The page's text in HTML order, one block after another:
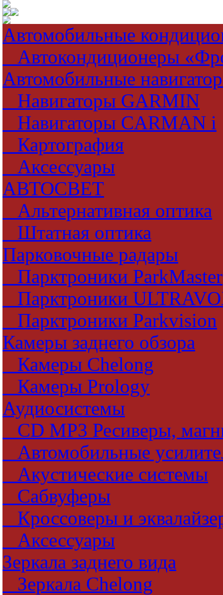
Автомобильные
Автокондиционеры
Автомобильные
Навигаторы GARMIN
Навигаторы CARMAN i
Картография
Аксессуары
АВТОСВЕТ
Альтернативная оптика
Штатная оптика
Парковочные радары
Парктроники ParkMaster
Парктроники
Парктроники Parkvision
Камеры заднего обзора
Камеры Chelong
Камеры Prology
Аудиосистемы
CD MP3 Ресиверы,
Автомобильные
Акустические системы
Сабвуферы
Кроссоверы и
Аксессуары
Зеркала заднего вида
Зеркала Chelong